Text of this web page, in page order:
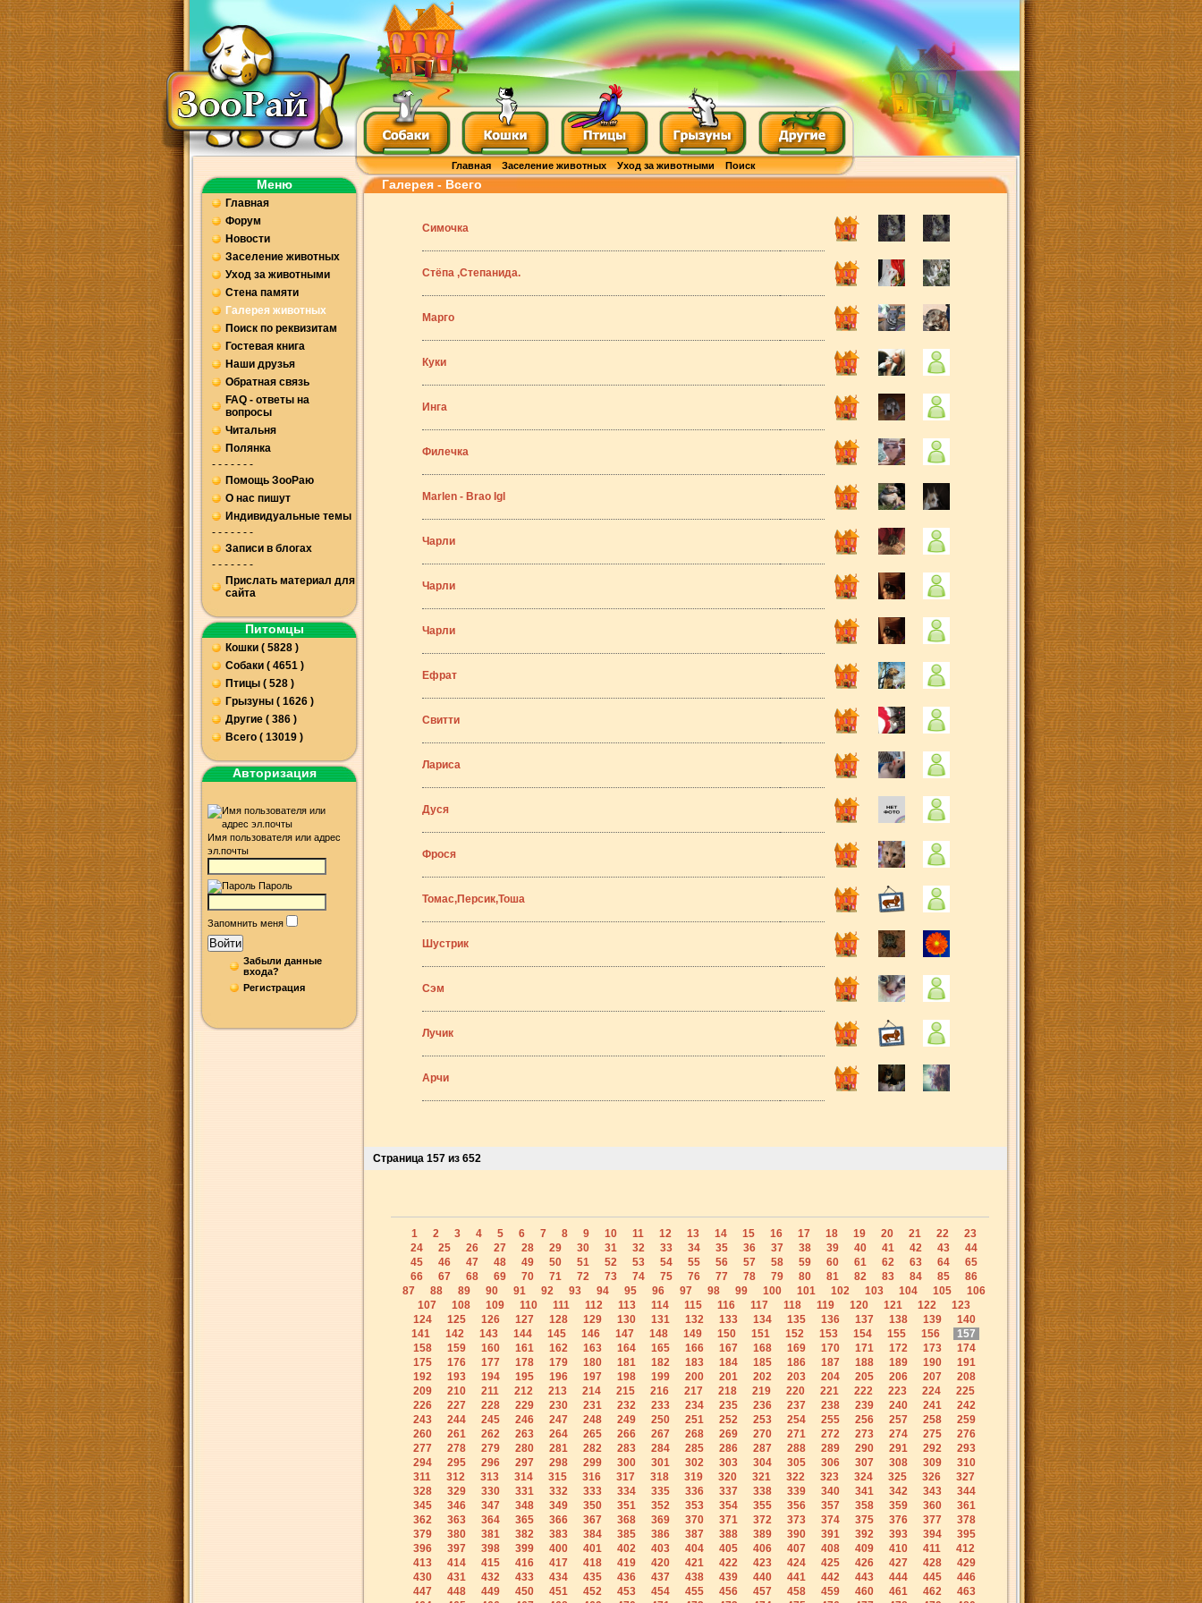
Главная Заселение животных Уход за животными Поиск
Меню
Главная
Форум
Новости
Заселение животных
Уход за животными
Стена памяти
Галерея животных
Поиск по реквизитам
Гостевая книга
Наши друзья
Обратная связь
FAQ - ответы на
вопросы
Читальня
Полянка
- - - - - - -
Помощь ЗооРаю
О нас пишут
Индивидуальные темы
- - - - - - -
Записи в блогах
- - - - - - -
Прислать материал для
сайта
Питомцы
Кошки ( 5828 )
Собаки ( 4651 )
Птицы ( 528 )
Грызуны ( 1626 )
Другие ( 386 )
Всего ( 13019 )
Авторизация
Имя пользователя или адрес
эл.почты
Пароль
Запомнить меня
Войти
Забыли данные
входа?
Регистрация
Галерея - Всего
Симочка
Стёпа ,Степанида.
Марго
Куки
Инга
Филечка
Marlen - Brao Igl
Чарли
Чарли
Чарли
Ефрат
Свитти
Лариса
Дуся
Фрося
Томас,Персик,Тоша
Шустрик
Сэм
Лучик
Арчи
Страница 157 из 652
1 2 3 4 5 6 7 8 9 10 11 12 13 14 15 16 17 18 19 20 21 22
23
24
25 26 27 28 29 30 31 32 33 34 35 36 37 38 39 40 41 42 43
44
45
46 47 48 49 50 51 52 53 54 55 56 57 58 59 60 61 62 63 64
65
66
67 68 69 70 71 72 73 74 75 76 77 78 79 80 81 82 83 84 85
86
87
88 89 90 91 92 93 94 95 96 97 98 99 100 101 102 103 104 105
106
107
108 109 110 111 112 113 114 115 116 117 118 119 120 121 122
123
124
125 126 127 128 129 130 131 132 133 134 135 136 137 138 139
140
141
142 143 144 145 146 147 148 149 150 151 152 153 154 155 156
157
158
159 160 161 162 163 164 165 166 167 168 169 170 171 172 173
174
175
176 177 178 179 180 181 182 183 184 185 186 187 188 189 190
191
192
193 194 195 196 197 198 199 200 201 202 203 204 205 206 207
208
209
210 211 212 213 214 215 216 217 218 219 220 221 222 223 224
225
226
227 228 229 230 231 232 233 234 235 236 237 238 239 240 241
242
243
244 245 246 247 248 249 250 251 252 253 254 255 256 257 258
259
260
261 262 263 264 265 266 267 268 269 270 271 272 273 274 275
276
277
278 279 280 281 282 283 284 285 286 287 288 289 290 291 292
293
294
295 296 297 298 299 300 301 302 303 304 305 306 307 308 309
310
311
312 313 314 315 316 317 318 319 320 321 322 323 324 325 326
327
328
329 330 331 332 333 334 335 336 337 338 339 340 341 342 343
344
345
346 347 348 349 350 351 352 353 354 355 356 357 358 359 360
361
362
363 364 365 366 367 368 369 370 371 372 373 374 375 376 377
378
379
380 381 382 383 384 385 386 387 388 389 390 391 392 393 394
395
396
397 398 399 400 401 402 403 404 405 406 407 408 409 410 411
412
413
414 415 416 417 418 419 420 421 422 423 424 425 426 427 428
429
430
431 432 433 434 435 436 437 438 439 440 441 442 443 444 445
446
447
448 449 450 451 452 453 454 455 456 457 458 459 460 461 462
463